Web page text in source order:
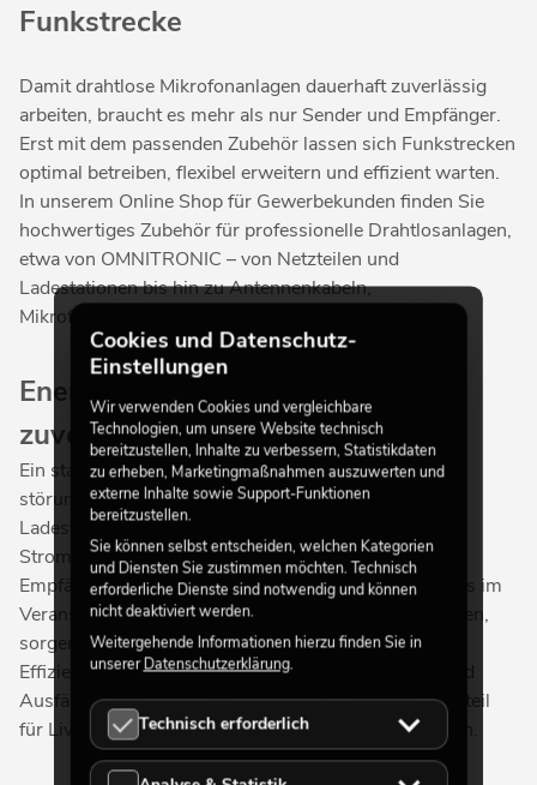
Funkstrecke
Damit drahtlose Mikrofonanlagen dauerhaft zuverlässig
arbeiten, braucht es mehr als nur Sender und Empfänger.
Erst mit dem passenden Zubehör lassen sich Funkstrecken
optimal betreiben, flexibel erweitern und effizient warten.
In unserem Online Shop für Gewerbekunden finden Sie
hochwertiges Zubehör für professionelle Drahtlosanlagen,
etwa von OMNITRONIC – von Netzteilen und
Ladestationen bis hin zu Antennenkabeln,
Mikrofonhalterungen und Rackmontage-Sets.
Energiemanagement für
zuverlässigen Dauerbetrieb
Ein stabiles Energiemanagement ist die Basis für
störungsfreie Funkübertragung. Netzteile und
Ladestationen gewährleisten eine konstante
Stromversorgung und ermöglichen es, Sender oder
Empfänger sicher und bequem aufzuladen. Besonders im
Veranstaltungsbetrieb, wo viele Systeme parallel laufen,
sorgen intelligente Ladelösungen für Übersicht und
Effizienz. So bleiben Akkus jederzeit einsatzbereit und
Ausfälle werden vermieden – ein entscheidender Vorteil
für Live-Events, Moderationen oder Tourproduktionen.
Cookies und Datenschutz-
Einstellungen
Wir verwenden Cookies und vergleichbare
Technologien, um unsere Website technisch
bereitzustellen, Inhalte zu verbessern, Statistikdaten
zu erheben, Marketingmaßnahmen auszuwerten und
externe Inhalte sowie Support-Funktionen
bereitzustellen.
Sie können selbst entscheiden, welchen Kategorien
und Diensten Sie zustimmen möchten. Technisch
erforderliche Dienste sind notwendig und können
nicht deaktiviert werden.
Weitergehende Informationen hierzu finden Sie in
unsererDatenschutzerklärung.
Technisch erforderlich